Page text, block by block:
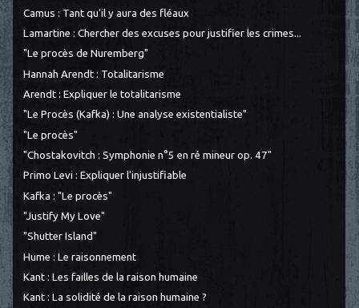
Camus : Tant qu'il y aura des fléaux
Lamartine : Chercher des excuses pour justifier les crimes...
"Le procès de Nuremberg"
Hannah Arendt : Totalitarisme
Arendt : Expliquer le totalitarisme
"Le Procès (Kafka) : Une analyse existentialiste"
"Le procès"
"Chostakovitch : Symphonie n°5 en ré mineur op. 47"
Primo Levi : Expliquer l'injustifiable
Kafka : "Le procès"
"Justify My Love"
"Shutter Island"
Hume : Le raisonnement
Kant : Les failles de la raison humaine
Kant : La solidité de la raison humaine ?